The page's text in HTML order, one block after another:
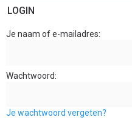
LOGIN
Je naam of e-mailadres
Wachtwoord
Je wachtwoord vergeten?